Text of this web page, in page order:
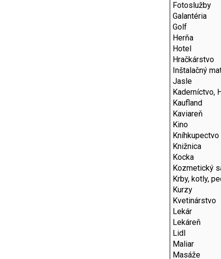
Fotoslužby
Galantéria
Golf
Herňa
Hotel
Hračkárstvo
Inštalačný
Jasle
Kaderníctvo,
Kaufland
Kaviareň
Kino
Kníhkupectvo
Knižnica
Kocka
Kozmetický
Krby, kotly,
Kurzy
Kvetinárstvo
Lekár
Lekáreň
Lidl
Maliar
Masáže